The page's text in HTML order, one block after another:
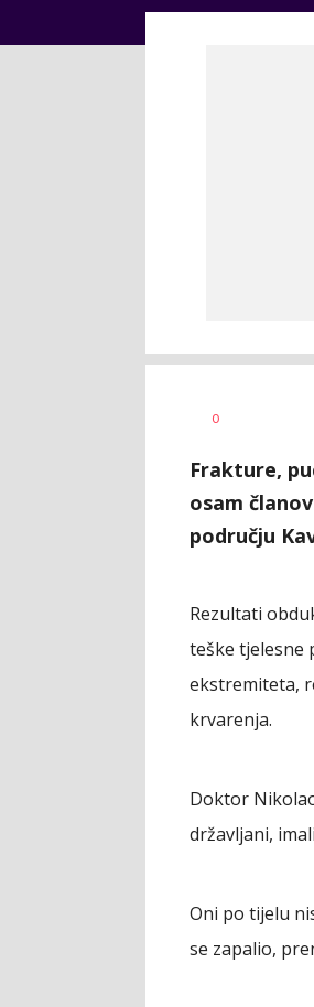
AUTOR
0
Frakture,
osam
području
Rezultati
teške tjelesne
ekstremiteta,
krvarenja.
Doktor
državljani,
Oni po tijelu
se zapalio,